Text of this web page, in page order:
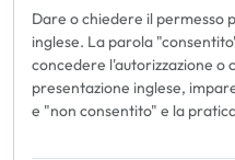
Dare o chiedere il permesso
inglese. La parola
concedere l'autorizzazione o
presentazione inglese,
e "non consentito" e la